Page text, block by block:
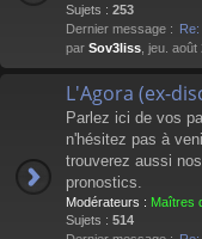
Sujets : 253
Dernier message :
par Sov3liss , jeu.
L'Agora (ex-
Parlez ici de vos
n'hésitez pas à
trouverez aussi
pronostics.
Modérateurs : Maîtres
Sujets : 514